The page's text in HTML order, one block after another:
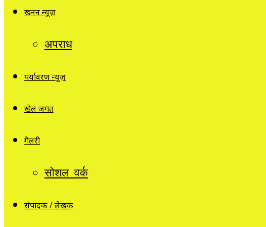
खनन न्यूज़
अपराध
पर्यावरण न्यूज़
खेल जगत
गैलरी
सोशल वर्क
संपादक / लेखक